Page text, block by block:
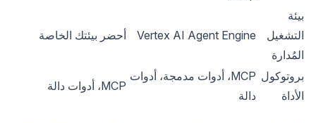
بيئة
التشغيل
المُدارة
Vertex AI Agent Engine أحضر بيئتك الخاصة
بروتوكول
الأداة
MCP، أدوات مدمجة، أدوات
دالة
MCP، أدوات دالة